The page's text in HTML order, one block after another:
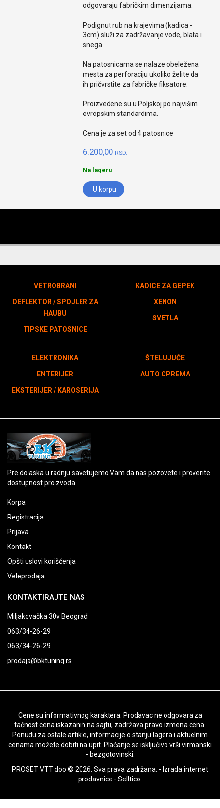
odgovaraju fabričkim dimenzijama.
Podignut rub na krajevima (kadica -
3cm) služi za zadržavanje vode, blata i
snega.
Na patosnicama se nalaze obeležena
mesta za perforaciju ukoliko želite da
ih pričvrstite za fabričke fiksatore.
Proizvedene su u Poljskoj po najvišim
evropskim standardima.
Cena je za set od 4 patosnice
6.200,00 RSD.
Na lageru
U korpu
VETROBRANI
DEFLEKTOR / SPOJLER ZA
HAUBU
TIPSKE PATOSNICE
KADICE ZA GEPEK
XENON
SVETLA
ELEKTRONIKA
ENTERIJER
EKSTERIJER / KAROSERIJA
ŠTELUJUĆE
AUTO OPREMA
Pre dolaska u radnju savetujemo Vam da nas pozovete i proverite
dostupnost proizvoda.
Korpa
Registracija
Prijava
Kontakt
Opšti uslovi korišćenja
Veleprodaja
KONTAKTIRAJTE NAS
Miljakovačka 30v Beograd
063/34-26-29
063/34-26-29
prodaja@bktuning.rs
Cene su informativnog karaktera. Prodavac ne odgovara za
tačnost cena iskazanih na sajtu, zadržava pravo izmena cena.
Ponudu za ostale artikle, informacije o stanju lagera i aktuelnim
cenama možete dobiti na upit. Plaćanje se isključivo vrši virmanski
- bezgotovinski.
PROSET VTT doo © 2026. Sva prava zadržana. - Izrada internet
prodavnice - Selltico.